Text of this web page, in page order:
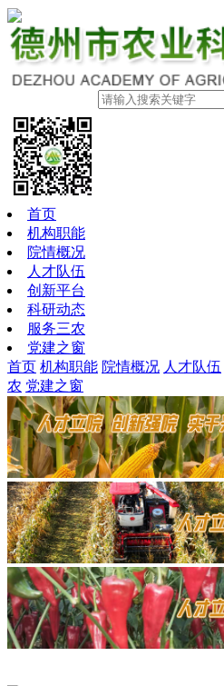
首页
机构职能
院情概况
人才队伍
创新平台
科研动态
服务三农
党建之窗
首页 机构职能 院情概况 人才队伍
农 党建之窗